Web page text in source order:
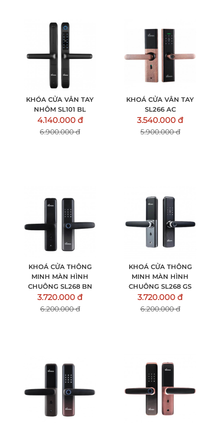
KHÓA CỬA VÂN TAY
NHÔM SL101 BL
4.140.000 đ
6.900.000 đ
KHOÁ CỬA VÂN TAY
SL266 AC
3.540.000 đ
5.900.000 đ
KHOÁ CỬA THÔNG
MINH MÀN HÌNH
CHUÔNG SL268 BN
3.720.000 đ
6.200.000 đ
KHOÁ CỬA THÔNG
MINH MÀN HÌNH
CHUÔNG SL268 GS
3.720.000 đ
6.200.000 đ